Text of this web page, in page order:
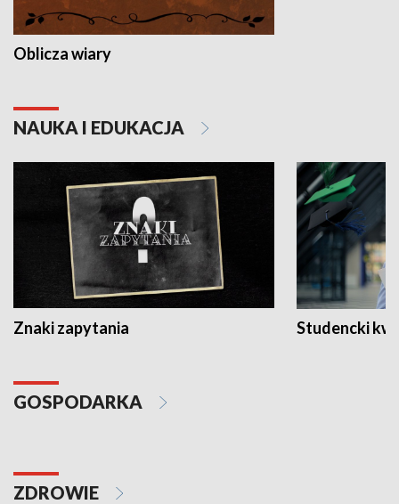
Oblicza wiary
NAUKA I EDUKACJA
Znaki zapytania Studencki
GOSPODARKA
ZDROWIE